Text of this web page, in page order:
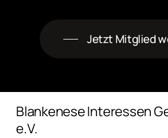
Jetzt Mitglied
Blankenese Interessen
e.V.